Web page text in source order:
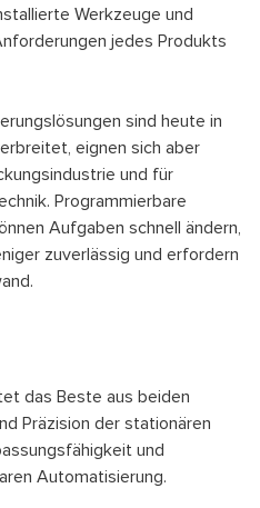
Werkzeuge und
jedes Produkts
sind heute in
eignen sich aber
und für
Programmierbare
Aufgaben schnell ändern,
zuverlässig und erfordern
das Beste aus beiden
Präzision der stationären
und
Automatisierung.